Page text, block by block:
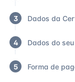
3 Dados da
4 Dados do
5 Forma de